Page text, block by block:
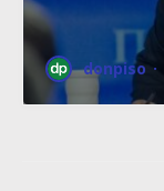
donpiso ·